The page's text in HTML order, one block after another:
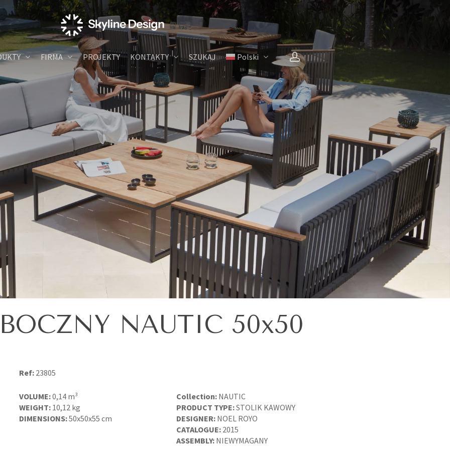
FIRMA PROJEKTY KONTAKTY SZUKAJ Polski account
NAUTIC 50x50
Ref:23805
VOLUME:0,14 m³
WEIGHT: 10,12 kg
DIMENSIONS:50x50x55 cm
Collection: NAUTIC
PRODUCT TYPE:STOLIK KAWOWY
DESIGNER: NOEL ROYO
CATALOGUE: 2015
ASSEMBLY: NIEWYMAGANY